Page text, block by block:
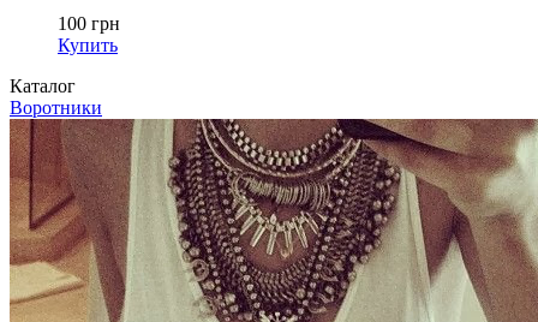
100 грн
Купить
Каталог
Воротники